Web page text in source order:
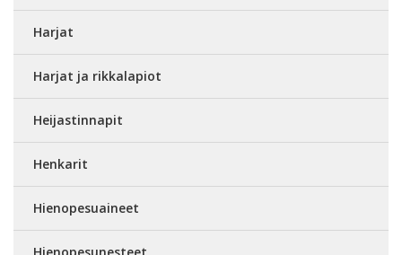
Harjat
Harjat ja rikkalapiot
Heijastinnapit
Henkarit
Hienopesuaineet